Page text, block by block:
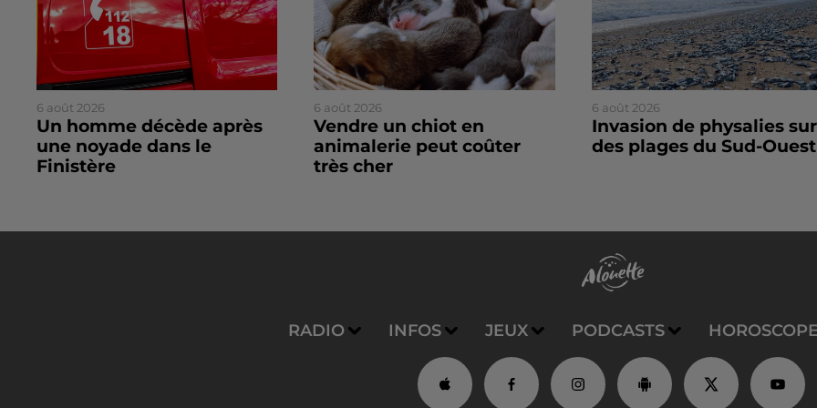
6 août 2026
Un homme décède après
une noyade dans le
Finistère
6 août 2026
Vendre un chiot en
animalerie peut coûter
très cher
6 août 2026
Invasion de physalies sur
des plages du Sud-Ouest
RADIO INFOS JEUX PODCASTS